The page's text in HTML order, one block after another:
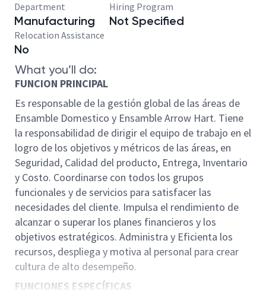
Department
Manufacturing
Hiring Program
Not Specified
Relocation Assistance
No
What you’ll do:
FUNCION PRINCIPAL
Es responsable de la gestión global de las áreas de
Ensamble Domestico y Ensamble Arrow Hart. Tiene
la responsabilidad de dirigir el equipo de trabajo en el
logro de los objetivos y métricos de las áreas, en
Seguridad, Calidad del producto, Entrega, Inventario
y Costo. Coordinarse con todos los grupos
funcionales y de servicios para satisfacer las
necesidades del cliente. Impulsa el rendimiento de
alcanzar o superar los planes financieros y los
objetivos estratégicos. Administra y Eficienta los
recursos, despliega y motiva al personal para crear
cultura de alto desempeño.
FUNCIONES ESPECÍFICAS